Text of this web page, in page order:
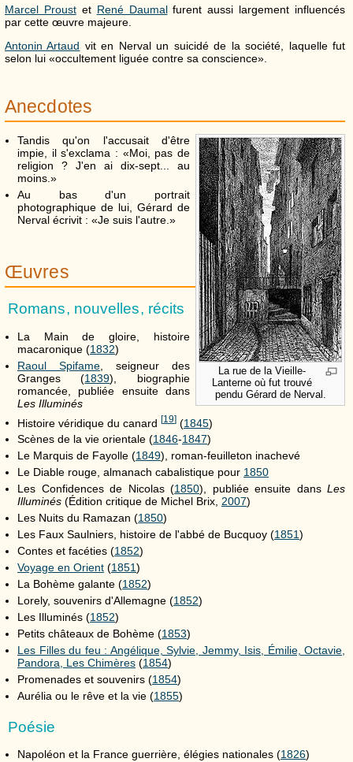
Marcel Proustet René Daumalfurent aussi largement influencés
par cette œuvre majeure.
Antonin Artaud vit en Nerval un suicidé de la société, laquelle fut
selon lui «occultement liguée contre sa conscience».
Anecdotes
La rue de la Vieille-
Lanterne où fut trouvé
pendu Gérard de Nerval.
Tandis qu'on l'accusait d'être
impie, il s'exclama : «Moi, pas de
religion ? J'en ai dix-sept... au
moins.»
Au bas d'un portrait
photographique de lui, Gérard de
Nerval écrivit : «Je suis l'autre.»
Œuvres
Romans, nouvelles, récits
La Main de gloire, histoire
macaronique (1832)
Raoul Spifame, seigneur des
Granges (1839), biographie
romancée, publiée ensuite dans
Les Illuminés
Histoire véridique du canard [19] (1845)
Scènes de la vie orientale (1846-1847)
Le Marquis de Fayolle (1849), roman-feuilleton inachevé
Le Diable rouge, almanach cabalistique pour 1850
Les Confidences de Nicolas (1850), publiée ensuite dans Les
Illuminés (Édition critique de Michel Brix, 2007)
Les Nuits du Ramazan (1850)
Les Faux Saulniers, histoire de l'abbé de Bucquoy (1851)
Contes et facéties (1852)
Voyage en Orient (1851)
La Bohème galante (1852)
Lorely, souvenirs d'Allemagne (1852)
Les Illuminés (1852)
Petits châteaux de Bohème (1853)
Les Filles du feu : Angélique, Sylvie, Jemmy, Isis, Émilie, Octavie,
Pandora, Les Chimères (1854)
Promenades et souvenirs (1854)
Aurélia ou le rêve et la vie (1855)
Poésie
Napoléon et la France guerrière, élégies nationales (1826)